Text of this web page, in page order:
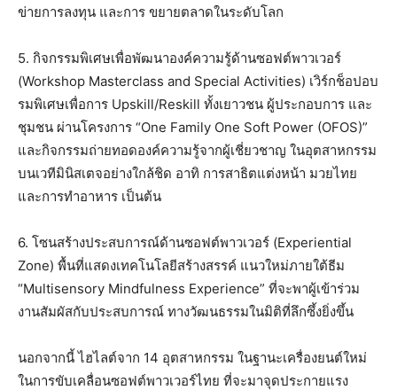
ข่ายการลงทุน และการ ขยายตลาดในระดับโลก
5. กิจกรรมพิเศษเพื่อพัฒนาองค์ความรู้ด้านซอฟต์พาวเวอร์
(Workshop Masterclass and Special Activities) เวิร์กช็อปอบ
รมพิเศษเพื่อการ Upskill/Reskill ทั้งเยาวชน ผู้ประกอบการ และ
ชุมชน ผ่านโครงการ “One Family One Soft Power (OFOS)”
และกิจกรรมถ่ายทอดองค์ความรู้จากผู้เชี่ยวชาญ ในอุตสาหกรรม
บนเวทีมินิสเตจอย่างใกล้ชิด อาทิ การสาธิตแต่งหน้า มวยไทย
และการทำอาหาร เป็นต้น
6. โซนสร้างประสบการณ์ด้านซอฟต์พาวเวอร์ (Experiential
Zone) พื้นที่แสดงเทคโนโลยีสร้างสรรค์ แนวใหม่ภายใต้ธีม
“Multisensory Mindfulness Experience” ที่จะพาผู้เข้าร่วม
งานสัมผัสกับประสบการณ์ ทางวัฒนธรรมในมิติที่ลึกซึ้งยิ่งขึ้น
นอกจากนี้ ไฮไลต์จาก 14 อุตสาหกรรม ในฐานะเครื่องยนต์ใหม่
ในการขับเคลื่อนซอฟต์พาวเวอร์ไทย ที่จะมาจุดประกายแรง